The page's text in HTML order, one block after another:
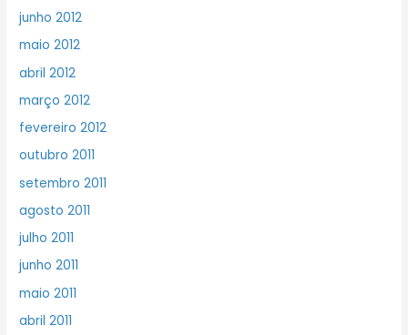
junho 2012
maio 2012
abril 2012
março 2012
fevereiro 2012
outubro 2011
setembro 2011
agosto 2011
julho 2011
junho 2011
maio 2011
abril 2011